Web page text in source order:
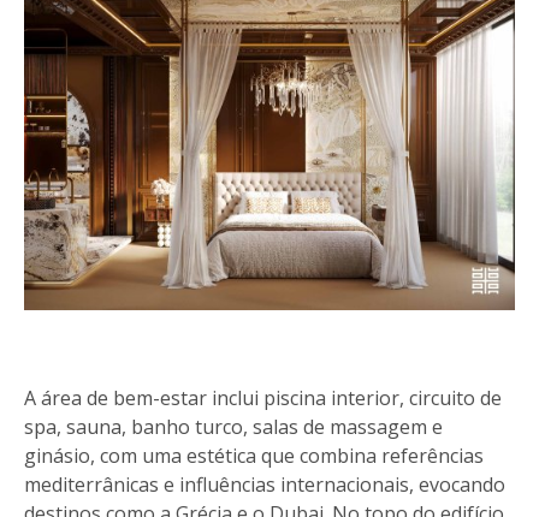
A área de bem-estar inclui piscina interior, circuito de
spa, sauna, banho turco, salas de massagem e
ginásio, com uma estética que combina referências
mediterrânicas e influências internacionais, evocando